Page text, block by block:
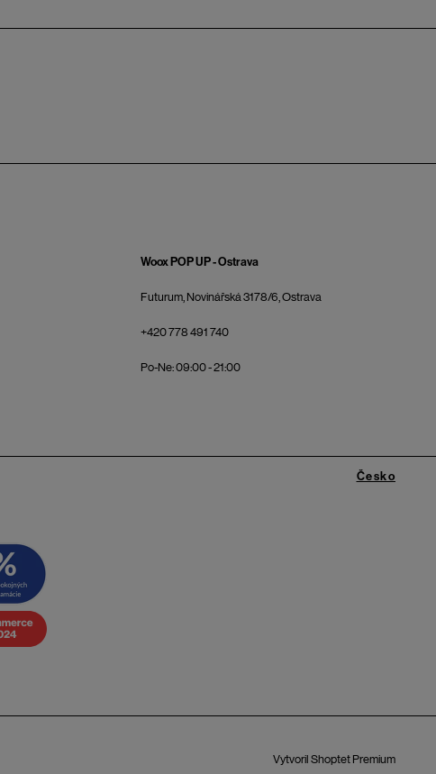
Woox POP UP - Ostrava
Futurum, Novinářská 3178/6, Ostrava
+420 778 491 740
Po-Ne: 09:00 - 21:00
Česko
Vytvoril Shoptet Premium